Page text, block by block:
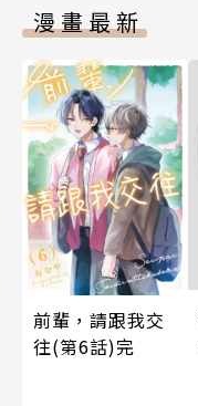
漫畫最新
前輩，請跟我交
往(第6話)完